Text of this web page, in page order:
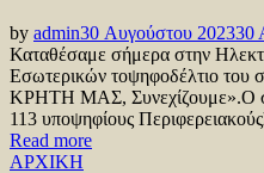
by admin30 Αυγούστου 202330
Καταθέσαμε σήμερα στην
Εσωτερικών τοψηφοδέλτιο
ΚΡΗΤΗ ΜΑΣ, Συνεχίζουμε».Ο
113 υποψηφίους
Read more
ΑΡΧΙΚΗ